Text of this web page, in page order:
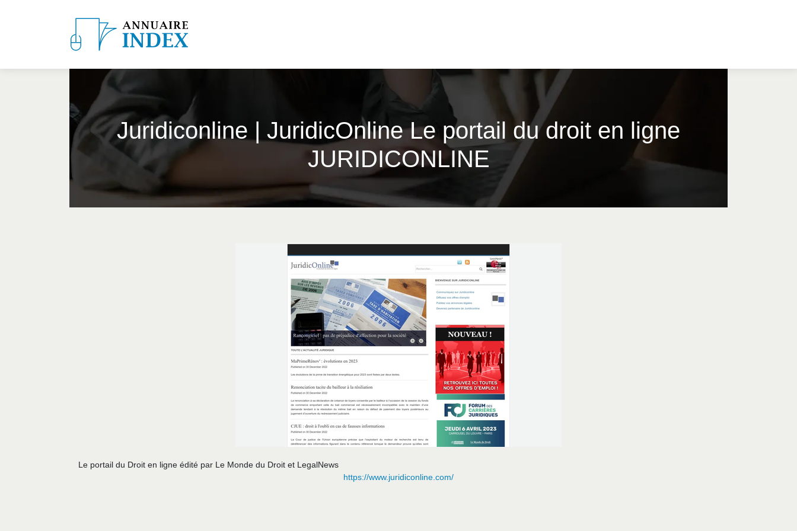
Juridicon­li­ne | JuridicOn­li­ne Le portail du droit en ligne
JURIDICON­LINE
Le portail du Droit en ligne édité par Le Monde du Droit et LegalNews
https://www.juridiconline.com/